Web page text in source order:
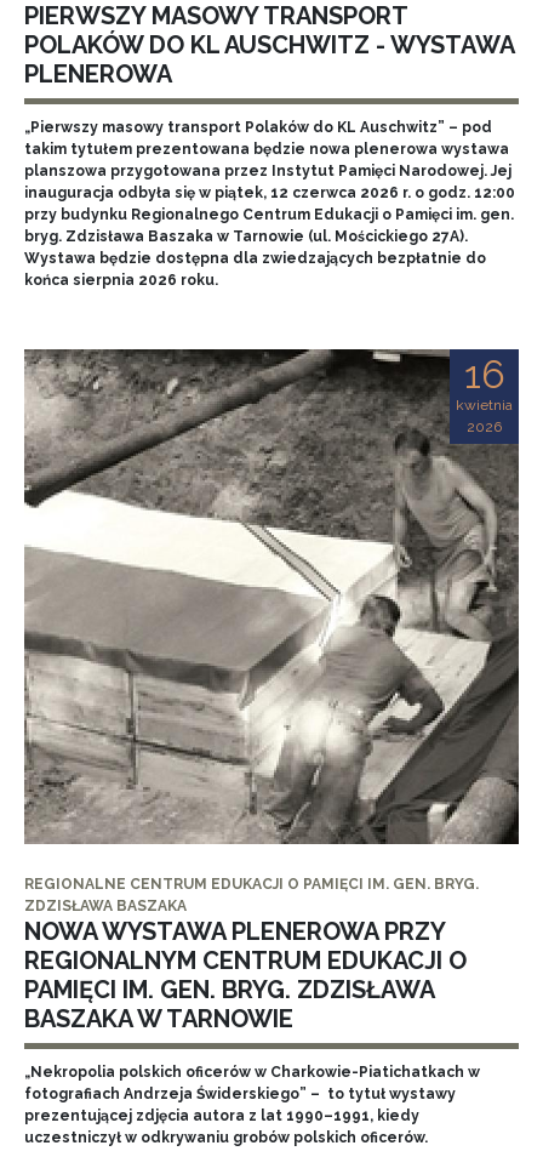
PIERWSZY MASOWY TRANSPORT
POLAKÓW DO KL AUSCHWITZ - WYSTAWA
PLENEROWA
„Pierwszy masowy transport Polaków do KL Auschwitz” – pod
takim tytułem prezentowana będzie nowa plenerowa wystawa
planszowa przygotowana przez Instytut Pamięci Narodowej. Jej
inauguracja odbyła się w piątek, 12 czerwca 2026 r. o godz. 12:00
przy budynku Regionalnego Centrum Edukacji o Pamięci im. gen.
bryg. Zdzisława Baszaka w Tarnowie (ul. Mościckiego 27A).
Wystawa będzie dostępna dla zwiedzających bezpłatnie do
końca sierpnia 2026 roku.
16
kwietnia
2026
REGIONALNE CENTRUM EDUKACJI O PAMIĘCI IM. GEN. BRYG.
ZDZISŁAWA BASZAKA
NOWA WYSTAWA PLENEROWA PRZY
REGIONALNYM CENTRUM EDUKACJI O
PAMIĘCI IM. GEN. BRYG. ZDZISŁAWA
BASZAKA W TARNOWIE
„Nekropolia polskich oficerów w Charkowie-Piatichatkach w
fotografiach Andrzeja Świderskiego” – to tytuł wystawy
prezentującej zdjęcia autora z lat 1990–1991, kiedy
uczestniczył w odkrywaniu grobów polskich oficerów.